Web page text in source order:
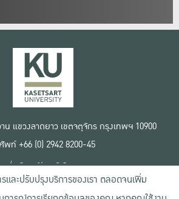
น แขวงลาดยาว เขตจตุจักร กรุงเทพฯ 10900
พท์ +66 (0) 2942 8200-45
เงื่อนไขการใช้งานเว็บไซต์
ข้อตกลงด้านสิทธิ์ใช้งาน
นโยบายความเป็นส่วนตัว
รและปรับปรุงบริการของเรา ตลอดจนเพิ่ม